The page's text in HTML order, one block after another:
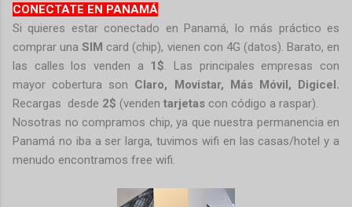
CONECTATE EN PANAMÁ
Si quieres estar conectado en Panamá, lo más práctico es
comprar unaSIM card (chip), vienen con 4G (datos). Barato, en
las calles los venden a 1$. Las principales empresas con
mayor cobertura son Claro, Movistar, Más Móvil, Digicel.
Recargas desde 2$ (venden tarjetas con código a raspar).
Nosotras no compramos chip, ya que nuestra permanencia en
Panamá no iba a ser larga, tuvimos wifi en las casas/hotel y a
menudo encontramos free wifi.